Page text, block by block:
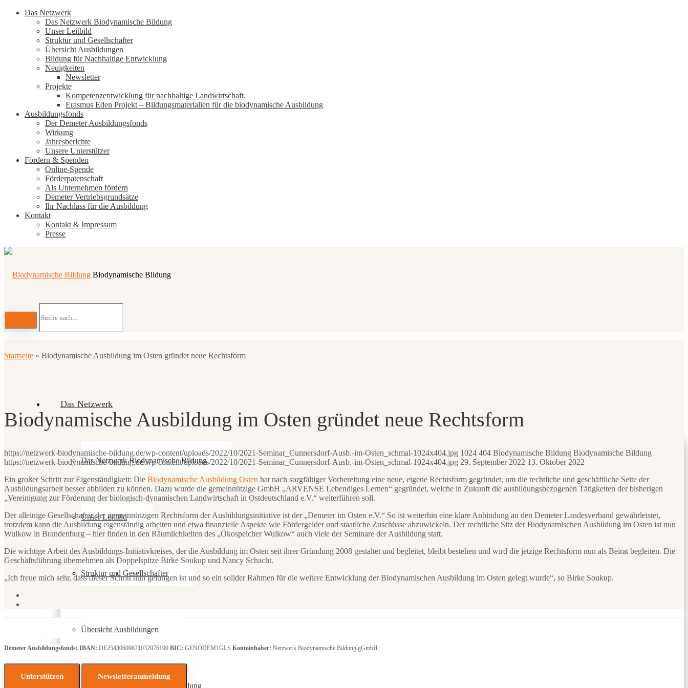
Das Netzwerk
Das Netzwerk Biodynamische Bildung
Unser Leitbild
Struktur und Gesellschafter
Übersicht Ausbildungen
Bildung für Nachhaltige Entwicklung
Neuigkeiten
Newsletter
Projekte
Kompetenzentwicklung für nachhaltige Landwirtschaft.
Erasmus Eden Projekt – Bildungsmaterialien für die biodynamische Ausbildung
Ausbildungsfonds
Der Demeter Ausbildungsfonds
Wirkung
Jahresberichte
Unsere Unterstützer
Fördern & Spenden
Online-Spende
Förderpatenschaft
Als Unternehmen fördern
Demeter Vertriebsgrundsätze
Ihr Nachlass für die Ausbildung
Kontakt
Kontakt & Impressum
Presse
Biodynamische Bildung
Das Netzwerk
Das Netzwerk Biodynamische Bildung
Unser Leitbild
Struktur und Gesellschafter
Übersicht Ausbildungen
Bildung für Nachhaltige Entwicklung
Startseite » Biodynamische Ausbildung im Osten gründet neue Rechtsform
Biodynamische Ausbildung im Osten gründet neue Rechtsform
https://netzwerk-biodynamische-bildung.de/wp-content/uploads/2022/10/2021-Seminar_Cunnersdorf-Ausb.-im-Osten_schmal-1024x404.jpg 1024 404 Biodynamische Bildung Biodynamische Bildung
https://netzwerk-biodynamische-bildung.de/wp-content/uploads/2022/10/2021-Seminar_Cunnersdorf-Ausb.-im-Osten_schmal-1024x404.jpg 29. September 2022 13. Oktober 2022
Ein großer Schritt zur Eigenständigkeit: Die Biodynamische Ausbildung Osten hat nach sorgfältiger Vorbereitung eine neue, eigene Rechtsform gegründet, um die rechtliche und geschäftliche Seite der
Ausbildungsarbeit besser abbilden zu können. Dazu wurde die gemeinnützige GmbH „ARVENSE Lebendiges Lernen“ gegründet, welche in Zukunft die ausbildungsbezogenen Tätigkeiten der bisherigen
„Vereinigung zur Förderung der biologisch-dynamischen Landwirtschaft in Ostdeutschland e.V.“ weiterführen soll.
Der alleinige Gesellschafter der gemeinnützigen Rechtsform der Ausbildungsinitiative ist der „Demeter im Osten e.V.“ So ist weiterhin eine klare Anbindung an den Demeter Landesverband gewährleistet,
trotzdem kann die Ausbildung eigenständig arbeiten und etwa finanzielle Aspekte wie Fördergelder und staatliche Zuschüsse abzuwickeln. Der rechtliche Sitz der Biodynamischen Ausbildung im Osten ist nun
Wulkow in Brandenburg – hier finden in den Räumlichkeiten des „Ökospeicher Wulkow“ auch viele der Seminare der Ausbildung statt.
Die wichtige Arbeit des Ausbildungs-Initiativkreises, der die Ausbildung im Osten seit ihrer Gründung 2008 gestaltet und begleitet, bleibt bestehen und wird die jetzige Rechtsform nun als Beirat begleiten. Die
Geschäftsführung übernehmen als Doppelspitze Birke Soukup und Nancy Schacht.
„Ich freue mich sehr, dass dieser Schritt nun gelungen ist und so ein solider Rahmen für die weitere Entwicklung der Biodynamischen Ausbildung im Osten gelegt wurde“, so Birke Soukup.
Demeter Ausbildungsfonds: IBAN: DE25430609671032076100 BIC: GENODEM1GLS Kontoinhaber: Netzwerk Biodynamische Bildung gGmbH
Unterstützen Newsletteranmeldung